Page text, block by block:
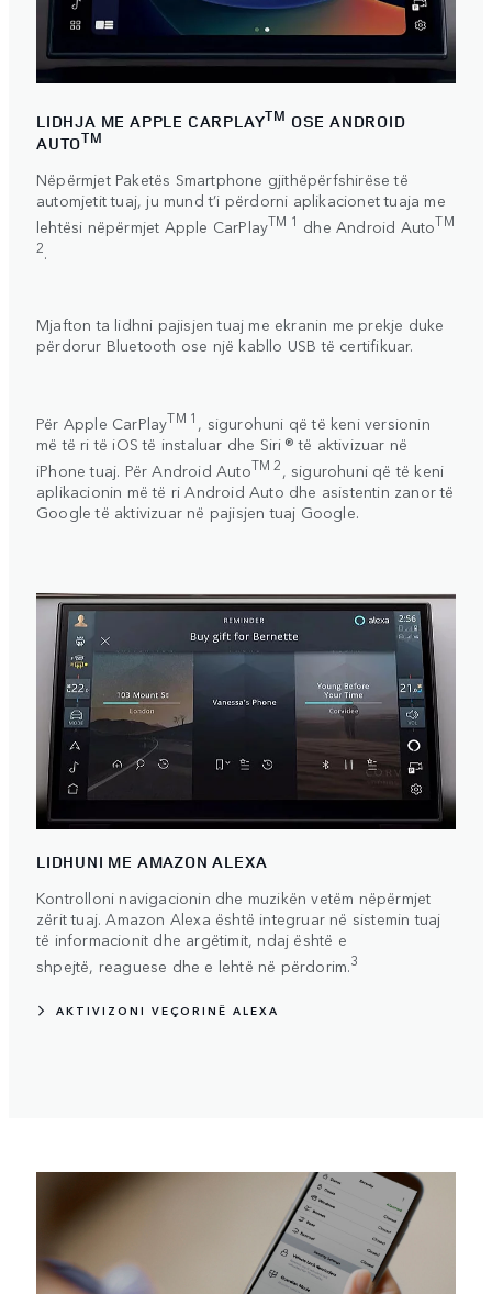
LIDHJA ME APPLE CARPLAYTM OSE ANDROID
AUTOTM
Nëpërmjet Paketës Smartphone gjithëpërfshirëse të
automjetit tuaj, ju mund t’i përdorni aplikacionet tuaja me
lehtësi nëpërmjet Apple CarPlayTM 1 dheAndroid AutoTM
2.
Mjafton ta lidhni pajisjen tuaj me ekranin me prekje duke
përdorur Bluetooth ose një kabllo USB të certifikuar.
Për Apple CarPlayTM 1 , sigurohuni që të keni versionin
më të ri të iOS të instaluar dhe Siri ® të aktivizuar në
iPhone tuaj. PërAndroid AutoTM 2, sigurohuni që të keni
aplikacionin më të ri Android Auto dhe asistentin zanor të
Google të aktivizuar në pajisjen tuaj Google.
LIDHUNI ME AMAZON ALEXA
Kontrolloni navigacionin dhe muzikën vetëm nëpërmjet
zërit tuaj. Amazon Alexa është integruar në sistemin tuaj
të informacionit dhe argëtimit, ndaj është e
shpejtë, reaguese dhe e lehtë në përdorim.3
AKTIVIZONI VEÇORINË ALEXA